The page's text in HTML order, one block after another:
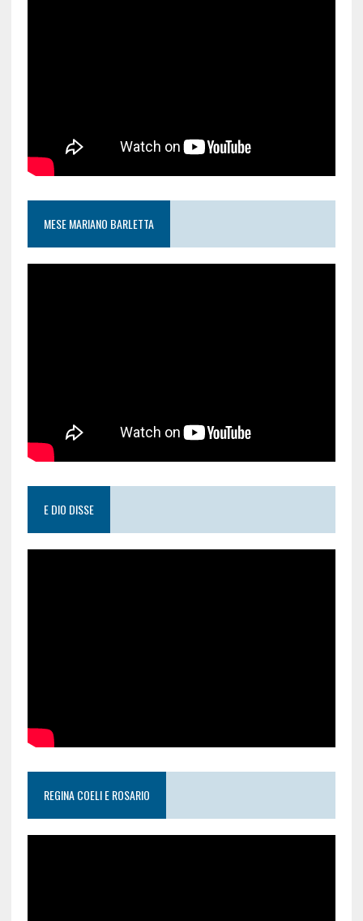
MESE MARIANO BARLETTA
E DIO DISSE
REGINA COELI E ROSARIO